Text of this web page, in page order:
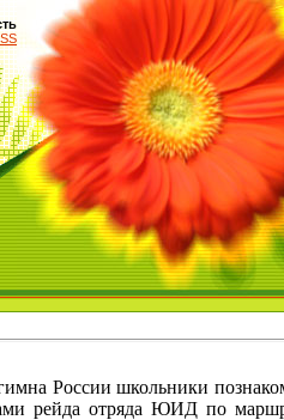
России школьники
рейда отряда ЮИД по